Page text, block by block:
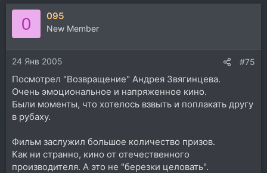
0 095
New Member
24 Янв 2005 #75
Посмотрел "Возвращение" Андрея Звягинцева.
Очень эмоциональное и напряженное кино.
Были моменты, что хотелось взвыть и поплакать другу
в рубаху.
Фильм заслужил большое количество призов.
Как ни странно, кино от отечественного
производителя. А это не "березки целовать".